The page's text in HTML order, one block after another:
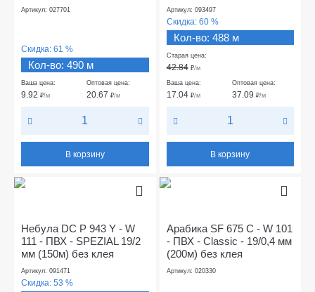
Артикул: 027701
Скидка: 61 %
Кол-во: 490 м
Ваша цена:
9.92 ₽/м
Оптовая цена:
20.67₽/м
В корзину
Артикул: 093497
Скидка: 60 %
Кол-во: 488 м
Старая цена:
42.84 ₽/м
Ваша цена:
17.04 ₽/м
Оптовая цена:
37.09 ₽/м
В корзину
Небула DC P 943 Y - W
111 - ПВХ - SPEZIAL 19/2
мм (150м) без клея
Артикул: 091471
Скидка: 53 %
Арабика SF 675 C - W 101
- ПВХ - Classic - 19/0,4 мм
(200м) без клея
Артикул: 020330